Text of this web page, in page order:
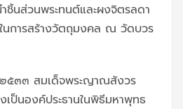
ชิ้นส่วนพระทนต์และผงจิตรลดา
นการสร้างวัตถุมงคล ณ วัดบวร
๕๓๓ สมเด็จพระญาณสังวร
เป็นองค์ประธานในพิธีมหาพุทธ